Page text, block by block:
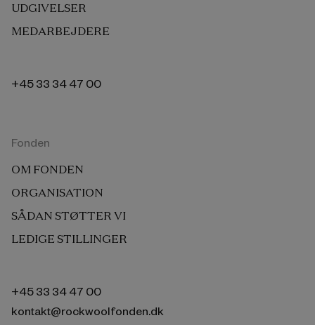
UDGIVELSER
MEDARBEJDERE
+45 33 34 47 00
Fonden
OM FONDEN
ORGANISATION
SÅDAN STØTTER VI
LEDIGE STILLINGER
+45 33 34 47 00
kontakt@rockwoolfonden.dk